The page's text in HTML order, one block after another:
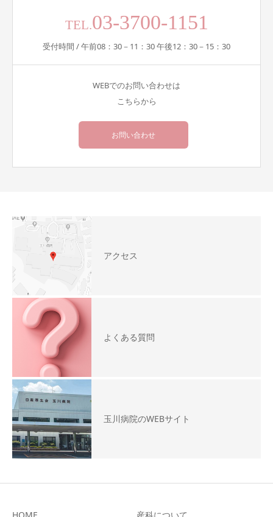
TEL.03-3700-1151
受付時間 / 午前08：30－11：30 午後12：30－15：30
WEBでのお問い合わせは
こちらから
お問い合わせ
アクセス
よくある質問
玉川病院のWEBサイト